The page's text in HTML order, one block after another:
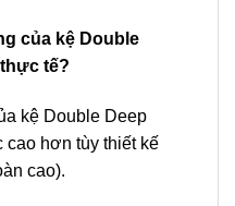
của kệ Double
tế?
kệ Double Deep
cao hơn tùy thiết kế
cao).